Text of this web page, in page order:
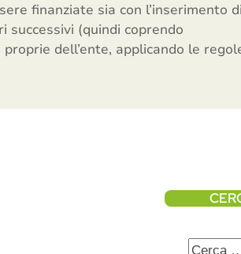
finanziate sia con l’inserimento
successivi (quindi coprendo
dell’ente, applicando le